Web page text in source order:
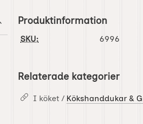
Produktinformation
SKU: 6996
Relaterade kategorier
I köket / Kökshanddukar &